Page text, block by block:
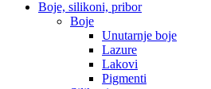
Boje, silikoni, pribor
Boje
Unutarnje boje
Lazure
Lakovi
Pigmenti